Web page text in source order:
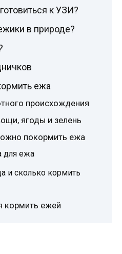
к УЗИ?
в природе?
ежа
происхождения
ягоды и зелень
покормить ежа
для ежа
и сколько кормить
кормить ежей